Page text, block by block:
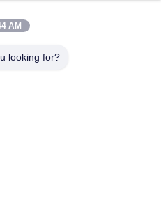
Ürün:% S
Hakkımızda
AM
looking for?